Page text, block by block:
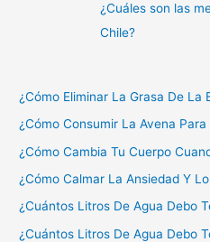
¿Cuáles son las
Chile?
¿Cómo Eliminar La Grasa De La
¿Cómo Consumir La Avena
¿Cómo Cambia Tu Cuerpo
¿Cómo Calmar La Ansiedad Y
¿Cuántos Litros De Agua Debo
¿Cuántos Litros De Agua Debo